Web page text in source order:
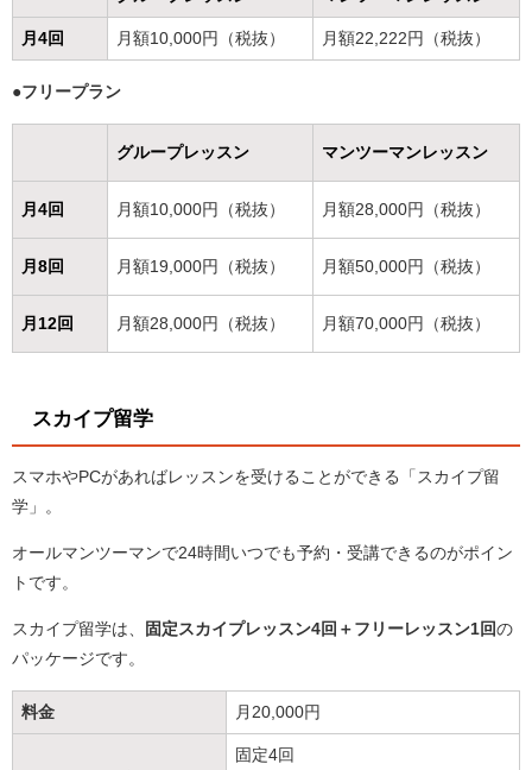
月4回 月額10,000円（税抜） 月額22,222円（税抜）
●フリープラン
グループレッスン マンツーマンレッスン
月4回 月額10,000円（税抜） 月額28,000円（税抜）
月8回 月額19,000円（税抜） 月額50,000円（税抜）
月12回 月額28,000円（税抜） 月額70,000円（税抜）
スカイプ留学
スマホやPCがあればレッスンを受けることができる「スカイプ留
学」。
オールマンツーマンで24時間いつでも予約・受講できるのがポイン
トです。
スカイプ留学は、 固定スカイプレッスン4回＋フリーレッスン1回 の
パッケージです。
料金 月20,000円
固定4回